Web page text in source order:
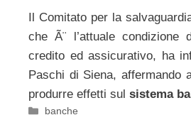
Il Comitato per la
che Ã¨ l’attuale
credito ed assicurativo, ha
Paschi di Siena, affermando
produrre effetti sul sistema
Categorie
banche